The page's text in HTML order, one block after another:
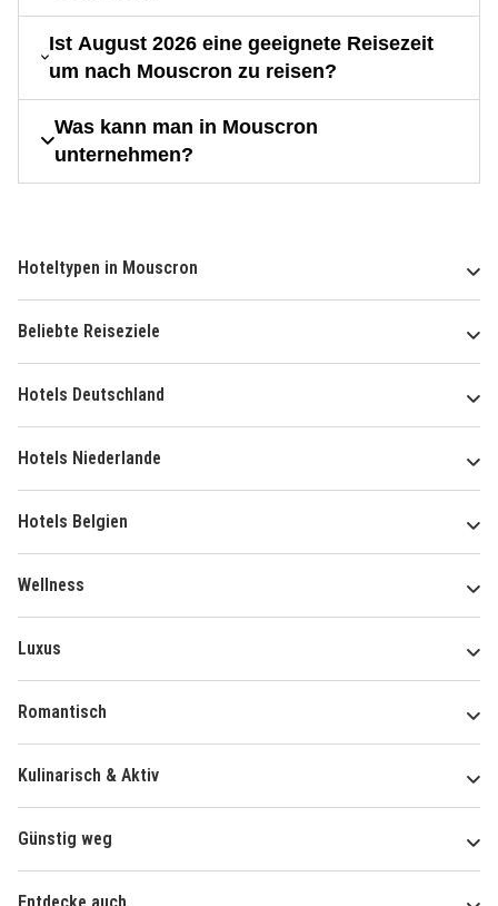
Ist August 2026 eine geeignete Reisezeit
um nach Mouscron zu reisen?
Was kann man in Mouscron
unternehmen?
Hoteltypen in Mouscron
Beliebte Reiseziele
Hotels Deutschland
Hotels Niederlande
Hotels Belgien
Wellness
Luxus
Romantisch
Kulinarisch & Aktiv
Günstig weg
Entdecke auch